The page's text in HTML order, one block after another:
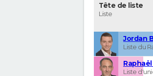
Tête de liste
Liste
Jordan
Liste du
Liste